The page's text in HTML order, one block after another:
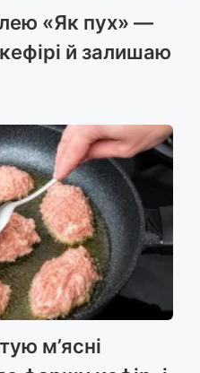
«Як пух» —
й залишаю
м’ясні